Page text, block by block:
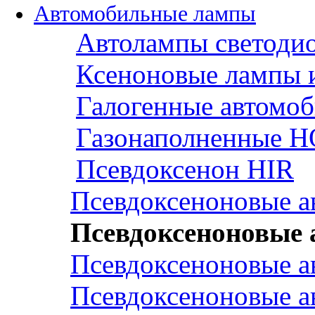
Автомобильные лампы
Автолампы
Ксеноновые лампы
Галогенные
Газонаполненные
Псевдоксенон HIR
Псевдоксеноновые
Псевдоксеноновые
Псевдоксеноновые